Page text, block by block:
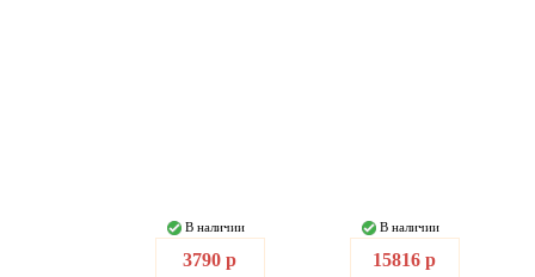
В наличии
3790 р
В наличии
15816 р